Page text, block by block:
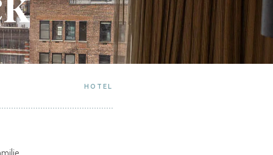
HOTEL